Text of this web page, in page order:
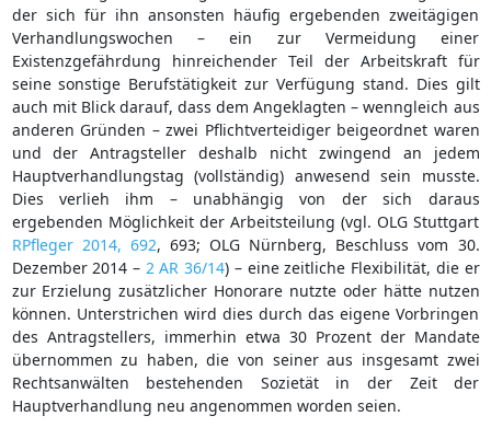
der sich für ihn ansonsten häufig ergebenden zweitägigen
Verhandlungswochen – ein zur Vermeidung einer
Existenzgefährdung hinreichender Teil der Arbeitskraft für
seine sonstige Berufstätigkeit zur Verfügung stand. Dies gilt
auch mit Blick darauf, dass dem Angeklagten – wenngleich aus
anderen Gründen – zwei Pflichtverteidiger beigeordnet waren
und der Antragsteller deshalb nicht zwingend an jedem
Hauptverhandlungstag (vollständig) anwesend sein musste.
Dies verlieh ihm – unabhängig von der sich daraus
ergebenden Möglichkeit der Arbeitsteilung (vgl. OLG Stuttgart
RPfleger 2014, 692, 693; OLG Nürnberg, Beschluss vom 30.
Dezember 2014 – 2 AR 36/14) – eine zeitliche Flexibilität, die er
zur Erzielung zusätzlicher Honorare nutzte oder hätte nutzen
können. Unterstrichen wird dies durch das eigene Vorbringen
des Antragstellers, immerhin etwa 30 Prozent der Mandate
übernommen zu haben, die von seiner aus insgesamt zwei
Rechtsanwälten bestehenden Sozietät in der Zeit der
Hauptverhandlung neu angenommen worden seien.